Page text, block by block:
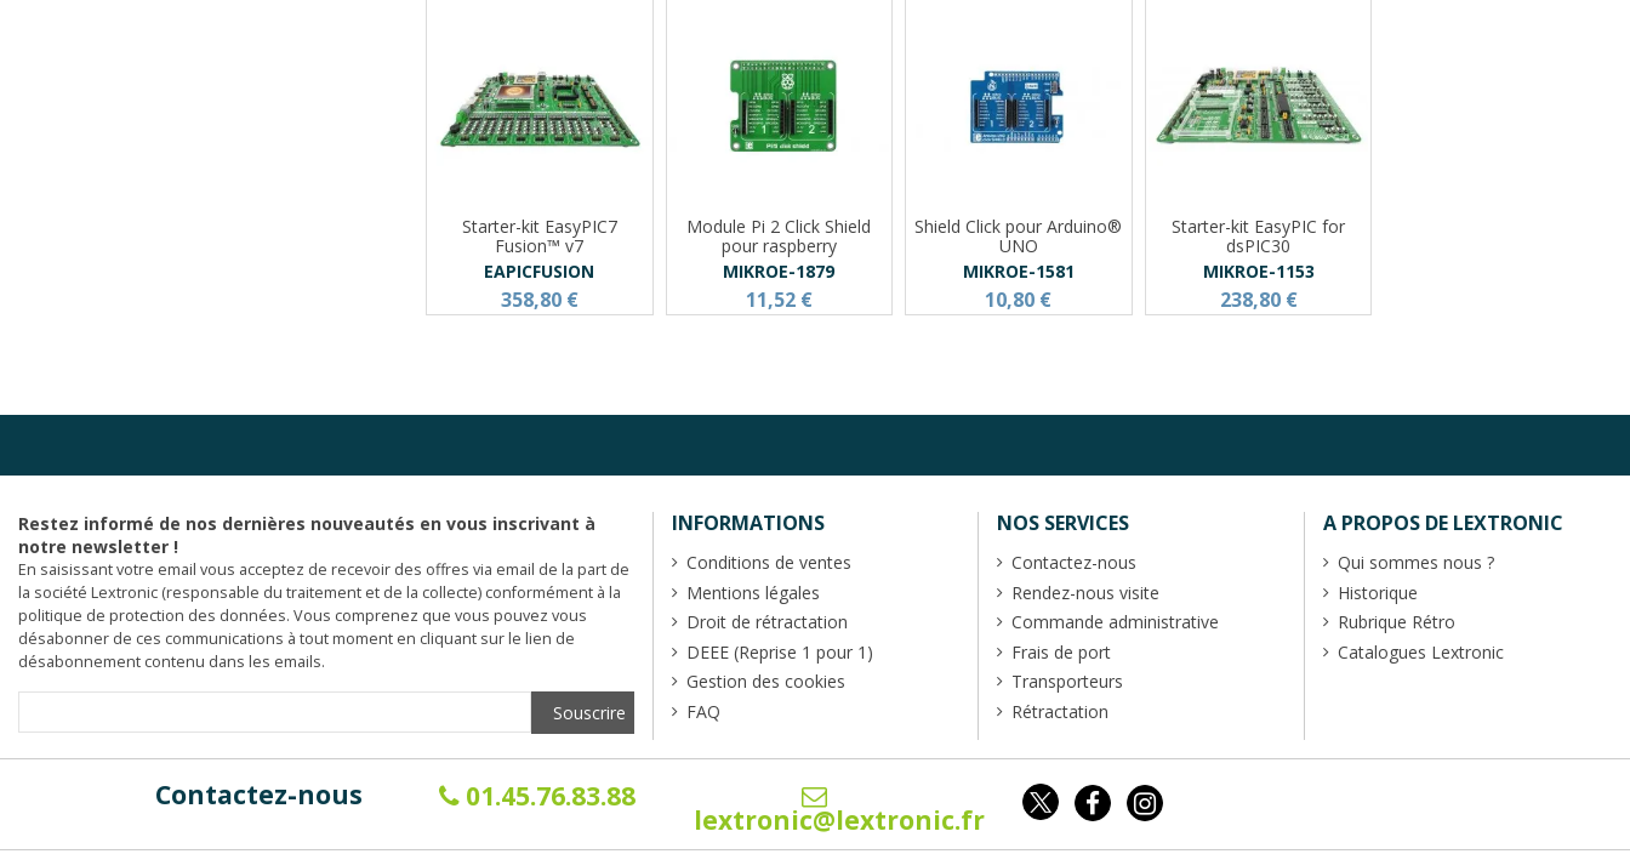
Starter-kit EasyPIC7
Fusion™ v7
EAPICFUSION
358,80 €
Module Pi 2 Click Shield
pour raspberry
MIKROE-1879
11,52 €
Shield Click pour Arduino®
UNO
MIKROE-1581
10,80 €
Starter-kit EasyPIC for
dsPIC30
MIKROE-1153
238,80 €
Restez informé de nos dernières nouveautés en vous inscrivant à
notre newsletter !
En saisissant votre email vous acceptez de recevoir des offres via email de la part de
la société Lextronic (responsable du traitement et de la collecte) conformément à la
politique de protection des données. Vous comprenez que vous pouvez vous
désabonner de ces communications à tout moment en cliquant sur le lien de
désabonnement contenu dans les emails.
INFORMATIONS
Conditions de ventes
Mentions légales
Droit de rétractation
DEEE (Reprise 1 pour 1)
Gestion des cookies
FAQ
NOS SERVICES
Contactez-nous
Rendez-nous visite
Commande administrative
Frais de port
Transporteurs
Rétractation
A PROPOS DE LEXTRONIC
Qui sommes nous ?
Historique
Rubrique Rétro
Catalogues Lextronic
Contactez-nous 01.45.76.83.88
lextronic@lextronic.fr